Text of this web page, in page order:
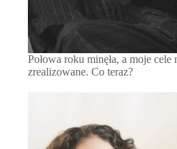
Połowa roku minęła, a moje cele
zrealizowane. Co teraz?